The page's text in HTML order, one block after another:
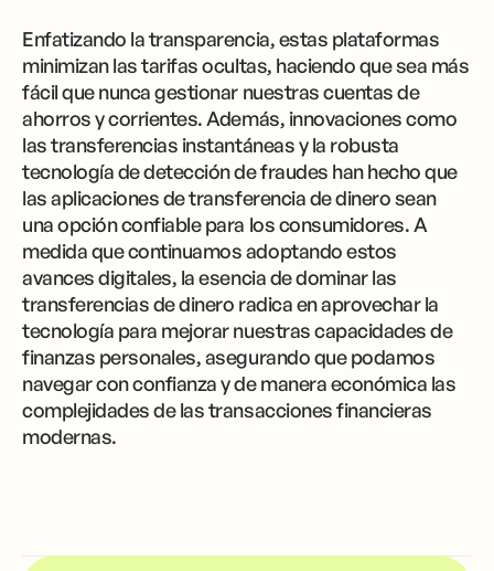
Enfatizando la transparencia, estas plataformas
minimizan las tarifas ocultas, haciendo que sea más
fácil que nunca gestionar nuestras cuentas de
ahorros y corrientes. Además, innovaciones como
las transferencias instantáneas y la robusta
tecnología de detección de fraudes han hecho que
las aplicaciones de transferencia de dinero sean
una opción confiable para los consumidores. A
medida que continuamos adoptando estos
avances digitales, la esencia de dominar las
transferencias de dinero radica en aprovechar la
tecnología para mejorar nuestras capacidades de
finanzas personales, asegurando que podamos
navegar con confianza y de manera económica las
complejidades de las transacciones financieras
modernas.